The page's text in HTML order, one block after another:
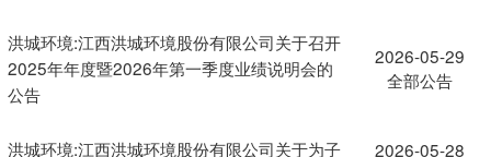
洪城环境:江西洪城环境股份有限公司关于召开
2025年年度暨2026年第一季度业绩说明会的
公告
2026-05-29
全部公告
洪城环境:江西洪城环境股份有限公司关于为子
2026-05-28